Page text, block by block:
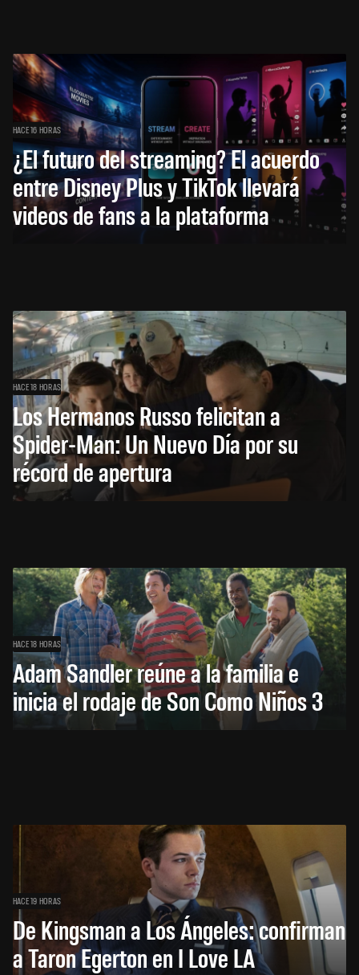
HACE 16 HORAS
¿El futuro del streaming? El acuerdo
entre Disney Plus y TikTok llevará
videos de fans a la plataforma
HACE 18 HORAS
Los Hermanos Russo felicitan a
Spider-Man: Un Nuevo Día por su
récord de apertura
HACE 18 HORAS
Adam Sandler reúne a la familia e
inicia el rodaje de Son Como Niños 3
HACE 19 HORAS
De Kingsman a Los Ángeles: confirman
a Taron Egerton en I Love LA